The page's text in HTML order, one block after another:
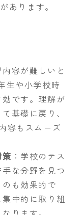
あります。
容が難しいと
生や小学校時
です。理解が
基礎に戻り、
容もスムーズ
：学校のテス
な分野を見つ
も効果的で
中的に取り組